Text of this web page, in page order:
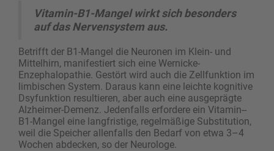
Vitamin-B1-Mangel wirkt sich besonders
auf das Nervensystem aus.
Betrifft der B1-Mangel die Neuronen im Klein- und
Mittelhirn, manifestiert sich eine Wernicke-
Enzephalopathie. Gestört wird auch die Zellfunktion im
limbischen System. Daraus kann eine leichte kognitive
Dsyfunktion resultieren, aber auch eine ausgeprägte
Alzheimer-Demenz. Jedenfalls erfordere ein Vitamin-­
B1-Mangel eine langfristige, regelmäßige Substitution,
weil die Speicher allenfalls den Bedarf von etwa 3–4
Wochen abdecken, so der Neurologe.